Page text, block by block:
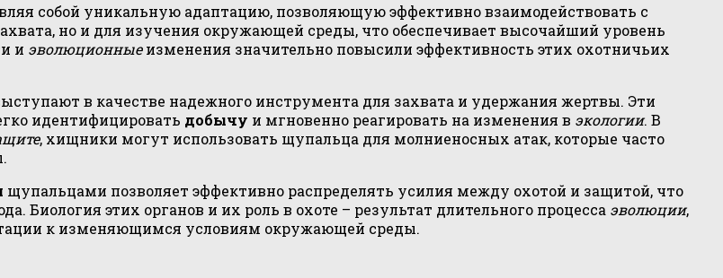
собой уникальную адаптацию, позволяющую эффективно взаимодействовать с
но и для изучения окружающей среды, что обеспечивает высочайший уровень
и эволюционныеизменения значительно повысили эффективность этих охотничьих
в качестве надежного инструмента для захвата и удержания жертвы. Эти
идентифицировать добычу и мгновенно реагировать на изменения в экологии. В
, хищники могут использовать щупальца для молниеносных атак, которые часто
щупальцами позволяет эффективно распределять усилия между охотой и защитой, что
Биология этих органов и их роль в охоте – результат длительного процесса эволюции,
к изменяющимся условиям окружающей среды.